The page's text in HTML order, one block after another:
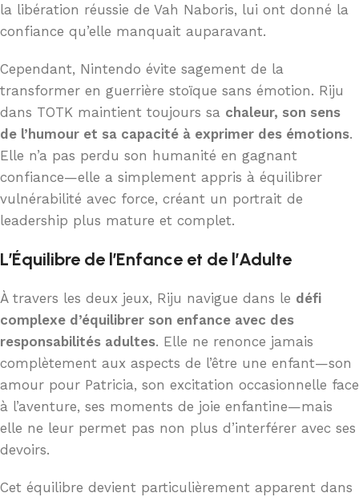
la libération réussie de Vah Naboris, lui ont donné la
confiance qu’elle manquait auparavant.
Cependant, Nintendo évite sagement de la
transformer en guerrière stoïque sans émotion. Riju
dans TOTK maintient toujours sa chaleur, son sens
de l’humour et sa capacité à exprimer des émotions.
Elle n’a pas perdu son humanité en gagnant
confiance—elle a simplement appris à équilibrer
vulnérabilité avec force, créant un portrait de
leadership plus mature et complet.
L’Équilibre de l’Enfance et de l’Adulte
À travers les deux jeux, Riju navigue dans le défi
complexe d’équilibrer son enfance avec des
responsabilités adultes. Elle ne renonce jamais
complètement aux aspects de l’être une enfant—son
amour pour Patricia, son excitation occasionnelle face
à l’aventure, ses moments de joie enfantine—mais
elle ne leur permet pas non plus d’interférer avec ses
devoirs.
Cet équilibre devient particulièrement apparent dans